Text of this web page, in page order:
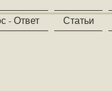
- Ответ Статьи